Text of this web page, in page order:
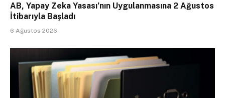
AB, Yapay Zeka Yasası’nın Uygulanmasına 2 Ağustos
İtibarıyla Başladı
6 Ağustos 2026